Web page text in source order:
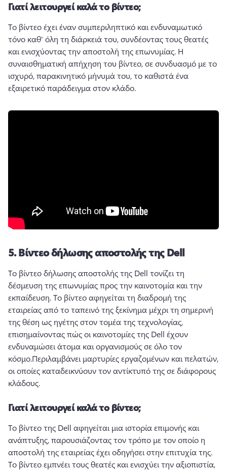
Γιατί λειτουργεί καλά το βίντεο;
Το βίντεο έχει έναν συμπεριληπτικό και ενδυναμωτικό
τόνο καθ' όλη τη διάρκειά του, συνδέοντας τους θεατές
και ενισχύοντας την αποστολή της επωνυμίας. Η
συναισθηματική απήχηση του βίντεο, σε συνδυασμό με το
ισχυρό, παρακινητικό μήνυμά του, το καθιστά ένα
εξαιρετικό παράδειγμα στον κλάδο.
5.Βίντεο δήλωσης αποστολής της Dell
Το βίντεο δήλωσης αποστολής της Dell τονίζει τη
δέσμευση της επωνυμίας προς την καινοτομία και την
εκπαίδευση. Το βίντεο αφηγείται τη διαδρομή της
εταιρείας από το ταπεινό της ξεκίνημα μέχρι τη σημερινή
της θέση ως ηγέτης στον τομέα της τεχνολογίας,
επισημαίνοντας πώς οι καινοτομίες της Dell έχουν
ενδυναμώσει άτομα και οργανισμούς σε όλο τον
κόσμο.Περιλαμβάνει μαρτυρίες εργαζομένων και πελατών,
οι οποίες καταδεικνύουν τον αντίκτυπό της σε διάφορους
κλάδους.
Γιατί λειτουργεί καλά το βίντεο;
Το βίντεο της Dell αφηγείται μια ιστορία επιμονής και
ανάπτυξης, παρουσιάζοντας τον τρόπο με τον οποίο η
Το βίντεο εμπνέει τους θεατές και ενισχύει την αξιοπιστία,